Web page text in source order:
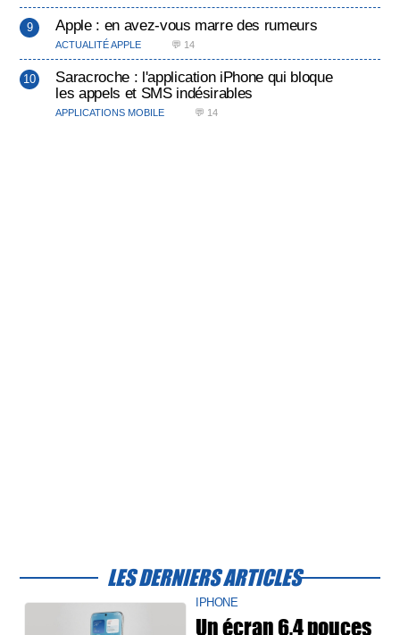
Apple : en avez-vous marre des rumeurs
ACTUALITÉ APPLE 💬 14
Saracroche : l'application iPhone qui bloque
les appels et SMS indésirables
APPLICATIONS MOBILE 💬 14
LES DERNIERS ARTICLES
IPHONE
Un écran 6,4 pouces